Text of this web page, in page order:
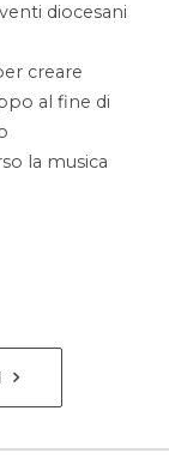
diocesani
creare
al fine di
la musica